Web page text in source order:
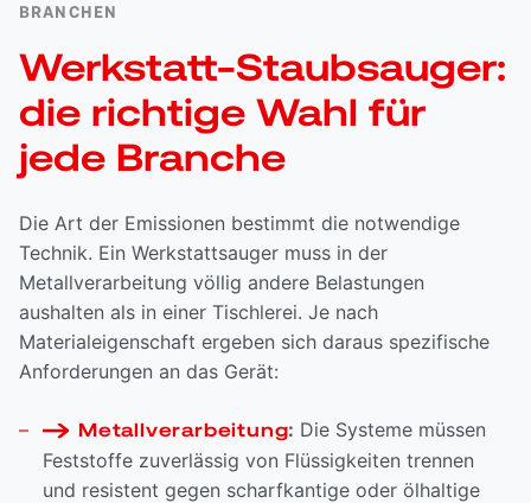
BRANCHEN
Werkstatt-Staubsauger:
die richtige Wahl für
jede Branche
Die Art der Emissionen bestimmt die notwendige
Technik. Ein Werkstattsauger muss in der
Metallverarbeitung völlig andere Belastungen
aushalten als in einer Tischlerei. Je nach
Materialeigenschaft ergeben sich daraus spezifische
Anforderungen an das Gerät:
Metallverarbeitung: Die Systeme müssen
Feststoffe zuverlässig von Flüssigkeiten trennen
und resistent gegen scharfkantige oder ölhaltige